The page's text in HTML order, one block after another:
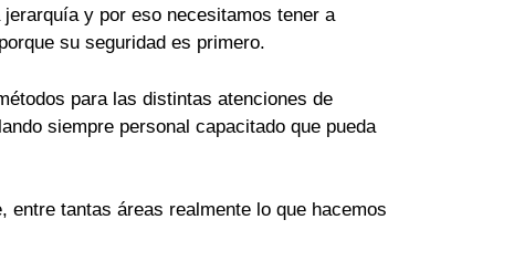
y por eso necesitamos tener a
su seguridad es primero.
para las distintas atenciones de
siempre personal capacitado que pueda
entre tantas áreas realmente lo que hacemos